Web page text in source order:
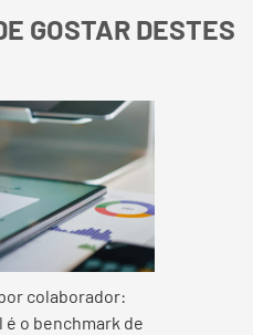
GOSTAR DESTES
colaborador:
é o benchmark de